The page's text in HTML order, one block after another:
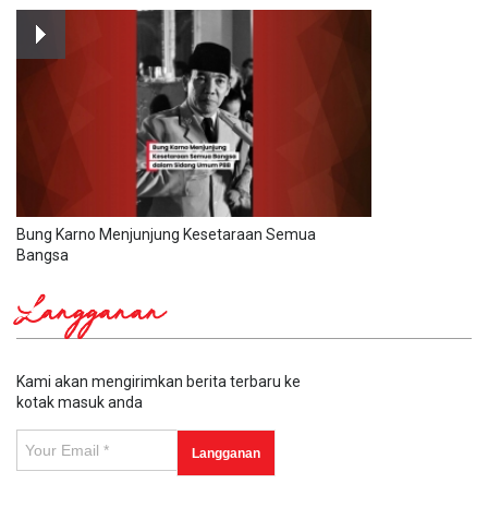
Bung Karno Menjunjung Kesetaraan Semua
Bangsa
Langganan
Kami akan mengirimkan berita terbaru ke
kotak masuk anda